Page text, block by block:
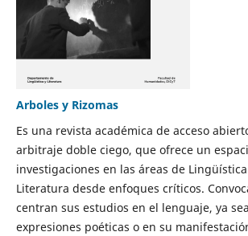
Arboles y Rizomas
Es una revista académica de acceso
arbitraje doble ciego, que ofrece un
investigaciones en las áreas de
Literatura desde enfoques críticos.
centran sus estudios en el lenguaje, ya
expresiones poéticas o en su